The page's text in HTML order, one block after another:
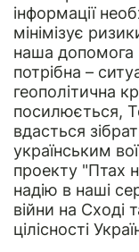
інформації
мінімізує
наша допомога
потрібна –
геополітична
посилюється,
вдасться
українським
проекту "Птах
надію в наші
війни на Сході
цілісності